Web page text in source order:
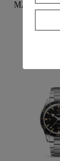
MASTER